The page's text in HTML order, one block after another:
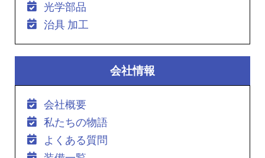
光学部品
治具 加工
会社情報
会社概要
私たちの物語
よくある質問